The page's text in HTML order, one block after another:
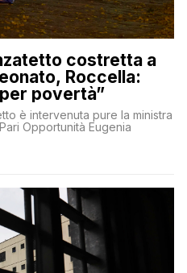
costretta a
Roccella:
povertà”
è intervenuta pure la ministra
Opportunità Eugenia